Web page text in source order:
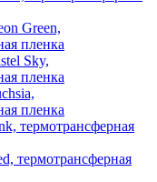
Green,
пленка
Sky,
пленка
пленка
термотрансферная
термотрансферная